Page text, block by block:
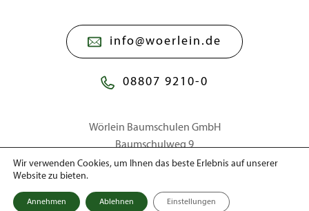
info@woerlein.de
08807 9210-0
Wörlein Baumschulen GmbH
Baumschulweg 9
86911 Dießen a. Ammersee
© 2026 Wörlein Baumschulen GmbH
Wir verwenden Cookies, um Ihnen das beste Erlebnis auf unserer
Website zu bieten.
Annehmen Ablehnen Einstellungen